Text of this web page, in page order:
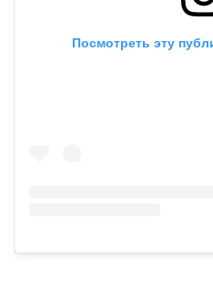
Посмотреть эту